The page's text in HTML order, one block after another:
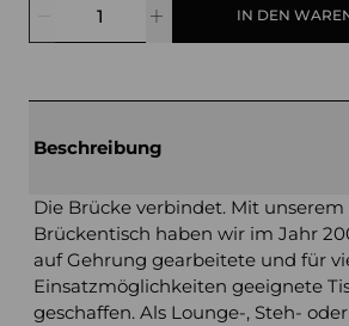
IN DEN
Beschreibung
Die Brücke verbindet. Mit
Brückentisch haben wir im Jahr
auf Gehrung gearbeitete und für
Einsatzmöglichkeiten geeignete
geschaffen. Als Lounge-, Steh-